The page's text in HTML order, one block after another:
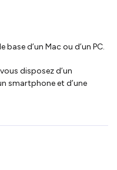
d’un Mac ou d’un PC.
disposez d’un
smartphone et d’une